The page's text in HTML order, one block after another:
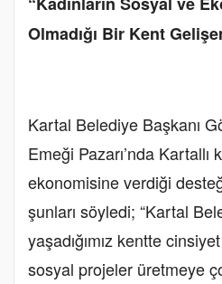
Olmadığı Bir Kent
Kartal Belediye Başkanı
Emeği Pazarı’nda Kartallı
ekonomisine verdiği
şunları söyledi; “Kartal
yaşadığımız kentte
sosyal projeler üretmeye